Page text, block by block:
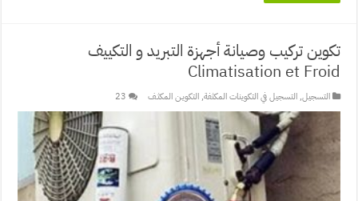
تكوين تركيب وصيانة أجهزة التبريد و التكييف
Climatisation et Froid
التسجيل,التسجيل في التكوينات المكثفة,التكويـن المكثـف 23